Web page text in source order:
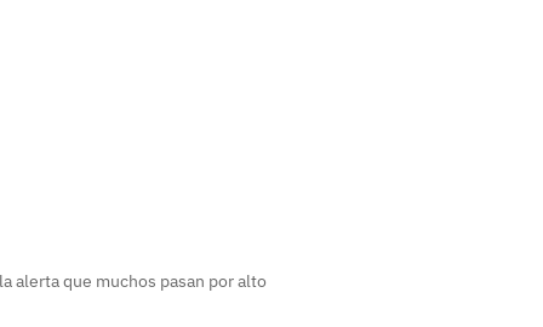
alerta que muchos pasan por alto